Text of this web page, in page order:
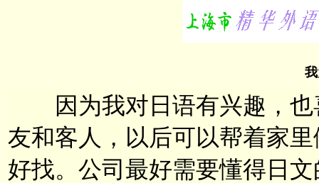
因为我对日语有兴趣，也
友和客人，以后可以帮着家
好找。公司最好需要懂得日